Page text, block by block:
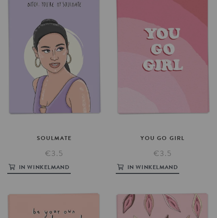
SOULMATE
€3.5
IN WINKELMAND
YOU GO GIRL
€3.5
IN WINKELMAND